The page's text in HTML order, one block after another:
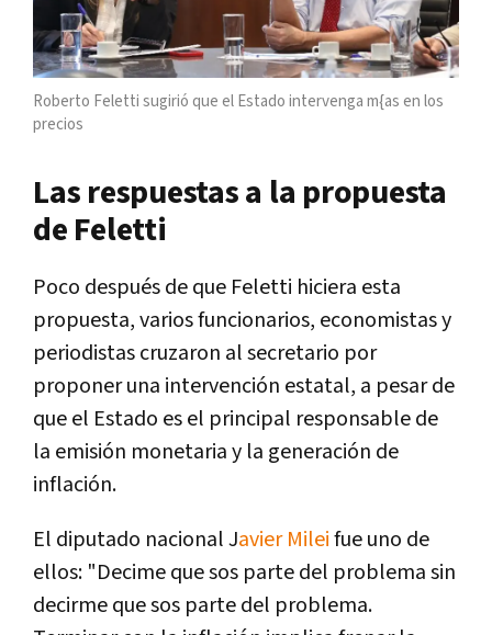
Roberto Feletti sugirió que el Estado intervenga m{as en los
precios
Las respuestas a la propuesta
de Feletti
Poco después de que Feletti hiciera esta
propuesta, varios funcionarios, economistas y
periodistas cruzaron al secretario por
proponer una intervención estatal, a pesar de
que el Estado es el principal responsable de
la emisión monetaria y la generación de
inflación.
El diputado nacional Javier Mileifue uno de
ellos: "Decime que sos parte del problema sin
decirme que sos parte del problema.